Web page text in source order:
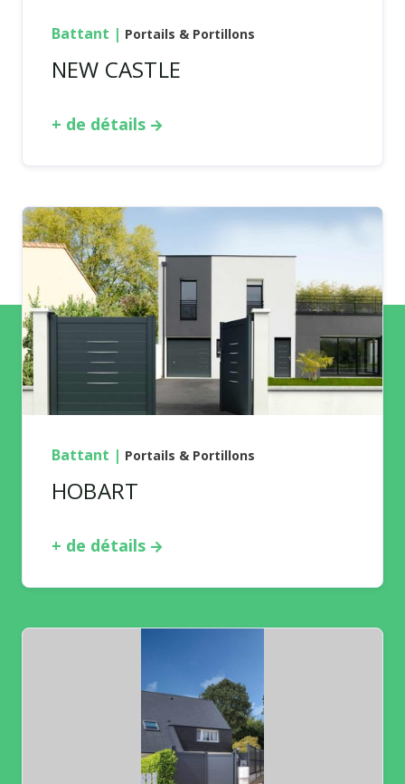
Battant | Portails & Portillons
NEW CASTLE
+ de détails
Battant | Portails & Portillons
HOBART
+ de détails